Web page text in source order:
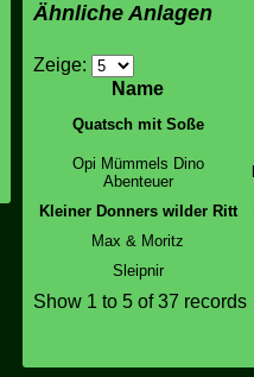
Ähnliche Anlagen
Zeige:
Name
Quatsch mit Soße
Opi Mümmels Dino
Abenteuer
Kleiner Donners wilder Ritt
Max & Moritz
Sleipnir
Show 1 to 5of 37 records